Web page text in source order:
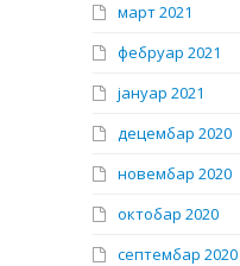
март 2021
фебруар 2021
јануар 2021
децембар 2020
новембар 2020
октобар 2020
септембар 2020